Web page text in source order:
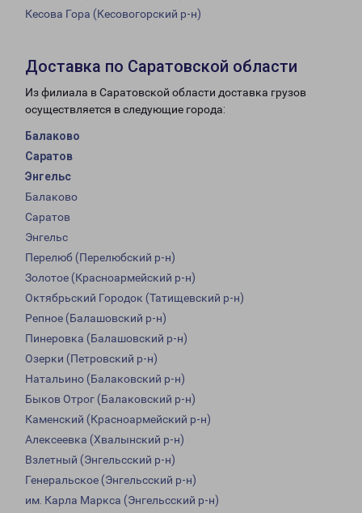
Кесова Гора (Кесовогорский р-н)
Доставка по Саратовской области
Из филиала в Саратовской области доставка грузов
осуществляется в следующие города:
Балаково
Саратов
Энгельс
Балаково
Саратов
Энгельс
Перелюб (Перелюбский р-н)
Золотое (Красноармейский р-н)
Октябрьский Городок (Татищевский р-н)
Репное (Балашовский р-н)
Пинеровка (Балашовский р-н)
Озерки (Петровский р-н)
Натальино (Балаковский р-н)
Быков Отрог (Балаковский р-н)
Каменский (Красноармейский р-н)
Алексеевка (Хвалынский р-н)
Взлетный (Энгельсский р-н)
Генеральское (Энгельсский р-н)
им. Карла Маркса (Энгельсский р-н)